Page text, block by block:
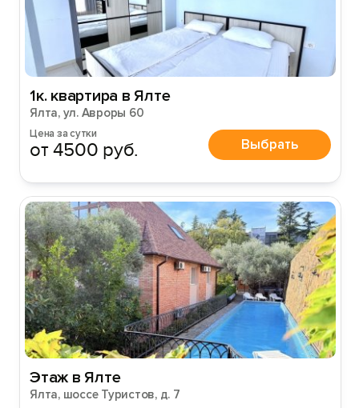
1к. квартира в Ялте
Ялта, ул. Авроры 60
Цена за сутки
от 4500 руб. Выбрать
Этаж в Ялте
Ялта, шоссе Туристов, д. 7